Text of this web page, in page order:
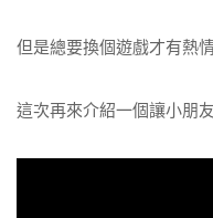
但是總要換個遊戲才有熱情
這次再來介紹一個讓小朋